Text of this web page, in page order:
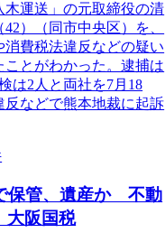
木運送」の元取締役の清
）（同市中央区）を、
消費税法違反などの疑い
ことがわかった。逮捕は
は2人と両社を7月18
反などで熊本地裁に起訴
保管、遺産か 不動
大阪国税